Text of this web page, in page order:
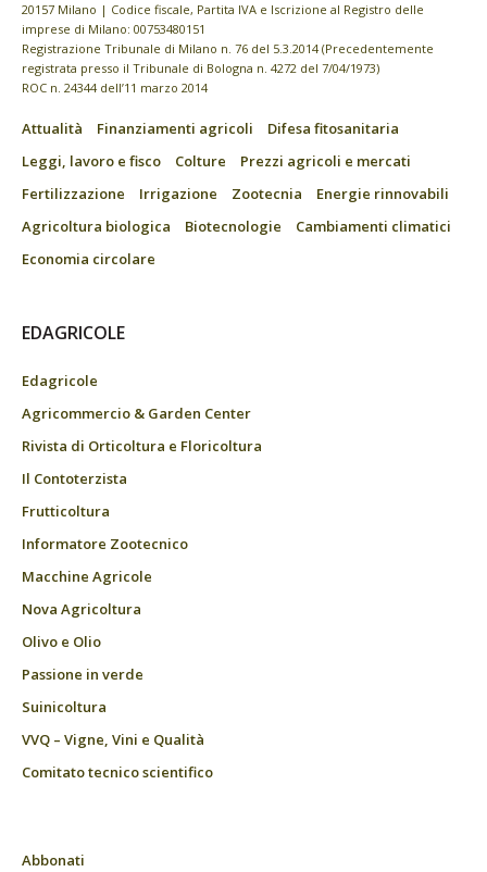
20157 Milano | Codice fiscale, Partita IVA e Iscrizione al Registro delle
imprese di Milano: 00753480151
Registrazione Tribunale di Milano n. 76 del 5.3.2014 (Precedentemente
registrata presso il Tribunale di Bologna n. 4272 del 7/04/1973)
ROC n. 24344 dell’11 marzo 2014
Attualità Finanziamenti agricoli
Difesa fitosanitaria
Leggi, lavoro e fisco
Colture
Prezzi agricoli e mercati
Fertilizzazione
Irrigazione Zootecnia
Energie rinnovabili
Agricoltura biologica
Biotecnologie
Cambiamenti climatici
Economia circolare
EDAGRICOLE
Edagricole
Agricommercio & Garden Center
Rivista di Orticoltura e Floricoltura
Il Contoterzista
Frutticoltura
Informatore Zootecnico
Macchine Agricole
Nova Agricoltura
Olivo e Olio
Passione in verde
Suinicoltura
VVQ – Vigne, Vini e Qualità
Comitato tecnico scientifico
Abbonati